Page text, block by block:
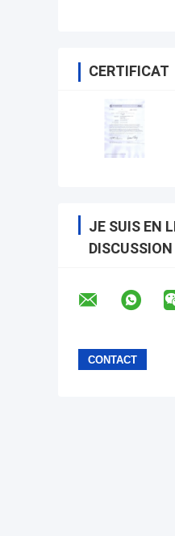
CERTIFICAT
JE SUIS EN